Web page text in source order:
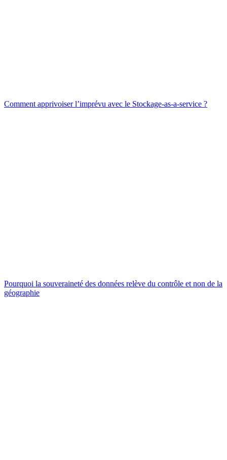
Comment apprivoiser l’imprévu avec le Stockage-as-a-service ?
Pourquoi la souveraineté des données relève du contrôle et non de la
géographie